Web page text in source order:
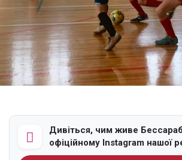
Дивіться, чим живе
офіційному Instagram нашої